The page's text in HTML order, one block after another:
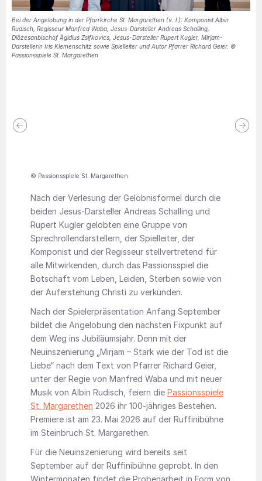
Bei der Angelobung in der Pfarrkirche St. Margarethen (v. l.): Komponist Albin
Rudisch, Regisseur Manfred Waba, Jesus-Darsteller Andreas Schalling,
Diözesanbischof Ägidius Zsifkovics, Jesus-Darsteller Rupert Kugler, Mirjam-
Darstellerin Iris Klemenschitz sowie Spielleiter und Autor Pfarrer Richard Geier. ©
Passionsspiele St. Margarethen
© Passionsspiele St. Margarethen
Nach der Verlesung der Gelöbnisformel durch die
beiden Jesus-Darsteller Andreas Schalling und
Rupert Kugler gelobten eine Gruppe von
Sprechrollendarstellern, der Spielleiter, der
Komponist und der Regisseur stellvertretend für
alle Mitwirkenden, durch das Passionsspiel die
Botschaft vom Leben, Leiden, Sterben sowie von
der Auferstehung Christi zu verkünden.
Nach der Spielerpräsentation Anfang September
bildet die Angelobung den nächsten Fixpunkt auf
dem Weg ins Jubiläumsjahr. Denn mit der
Neuinszenierung „Mirjam – Stark wie der Tod ist die
Liebe“ nach dem Text von Pfarrer Richard Geier,
unter der Regie von Manfred Waba und mit neuer
Musik von Albin Rudisch, feiern die Passionsspiele
St. Margarethen 2026 ihr 100-jähriges Bestehen.
Premiere ist am 23. Mai 2026 auf der Ruffinibühne
im Steinbruch St. Margarethen.
Für die Neuinszenierung wird bereits seit
September auf der Ruffinibühne geprobt. In den
Wintermonaten findet die Probenarbeit in Form von